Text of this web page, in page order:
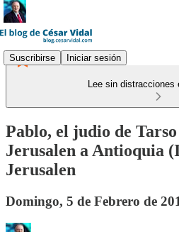
Suscribirse Iniciar sesión
Lee sin distracciones
Pablo, el judio de
Jerusalen a Antioquia
Jerusalen
Domingo, 5 de Febrero de